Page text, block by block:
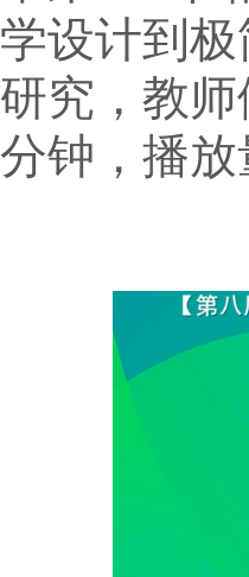
学设计到
研究，教
分钟，播